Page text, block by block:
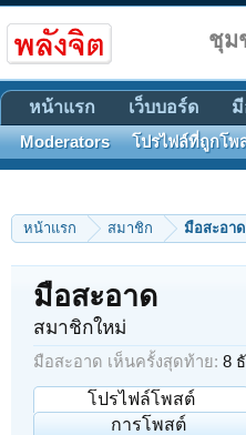
หน้าแรก สมาชิก มือสะอาด
มือสะอาด
สมาชิกใหม่
มือสะอาด เห็นครั้งสุดท้าย: 8
โปรไฟล์โพสต์
การโพสต์
ชุม
หน้าแรก เว็บบอร์ด
Moderators โปรไฟล์ที่ถูกโพ